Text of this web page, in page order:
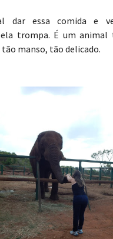
dar essa comida e
trompa. É um animal
manso, tão delicado.